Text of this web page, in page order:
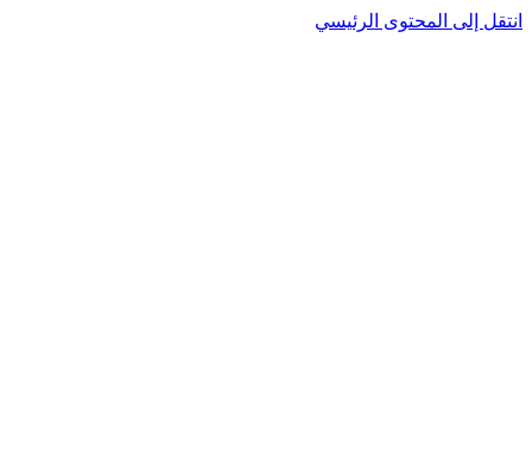
إلى المحتوى الرئيسي